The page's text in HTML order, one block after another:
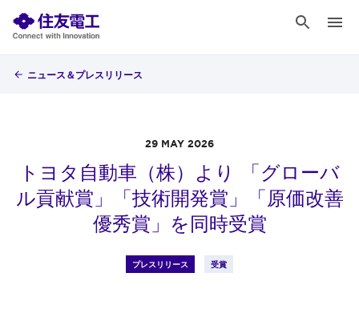
ニュース＆プレスリリース
29 MAY 2026
トヨタ自動車（株）より 「グローバ
ル貢献賞」「技術開発賞」「原価改善
優秀賞」を同時受賞
プレスリリース 受賞